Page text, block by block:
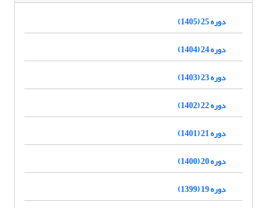
دوره 25 (1405)
دوره 24 (1404)
دوره 23 (1403)
دوره 22 (1402)
دوره 21 (1401)
دوره 20 (1400)
دوره 19 (1399)